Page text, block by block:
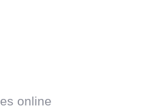
online